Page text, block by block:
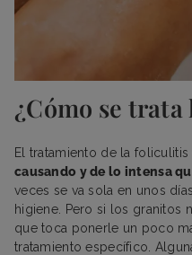
¿Cómo se
El tratamiento de la foliculitis
causando y de lo intensa
veces se va sola en unos
higiene. Pero si los granitos
que toca ponerle un poco
tratamiento específico.